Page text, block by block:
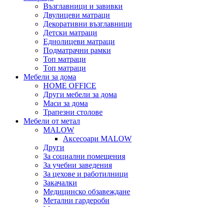
Възглавници и завивки
Двулицеви матраци
Декоративни възглавници
Детски матраци
Еднолицеви матраци
Подматрачни рамки
Топ матраци
Топ матраци
Мебели за дома
HOME OFFICE
Други мебели за дома
Маси за дома
Трапезни столове
Мебели от метал
MALOW
Аксесоари MALOW
Други
За социални помещения
За учебни заведения
За цехове и работилници
Закачалки
Медицинско обзавеждане
Метални гардероби